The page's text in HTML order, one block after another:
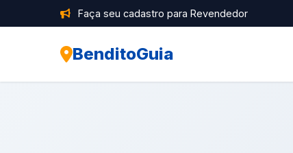
Faça seu cadastro para Revendedor
BenditoGuia